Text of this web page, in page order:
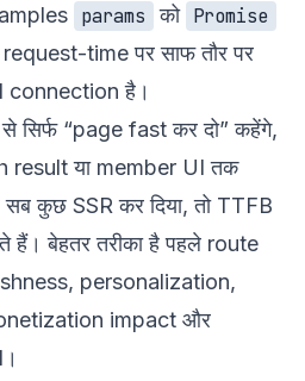
params को Promise
time पर साफ तौर पर
connection है।
“page fast कर दो” कहेंगे,
result या member UI तक
कुछ SSR कर दिया, तो TTFB
बेहतर तरीका है पहले route
personalization,
impact और